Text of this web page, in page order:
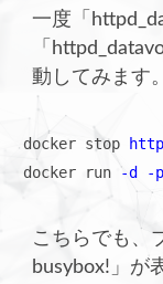
一度「
「
動してみます。
docker stop
docker run -d -
こちらでも、
busybox!」が